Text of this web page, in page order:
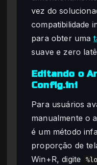
vez do
compatibilidade
para obter uma
suave e zero
Editando o
Config.ini
Para usuários
manualmente o
é um método
proporção de
Win+R, digite